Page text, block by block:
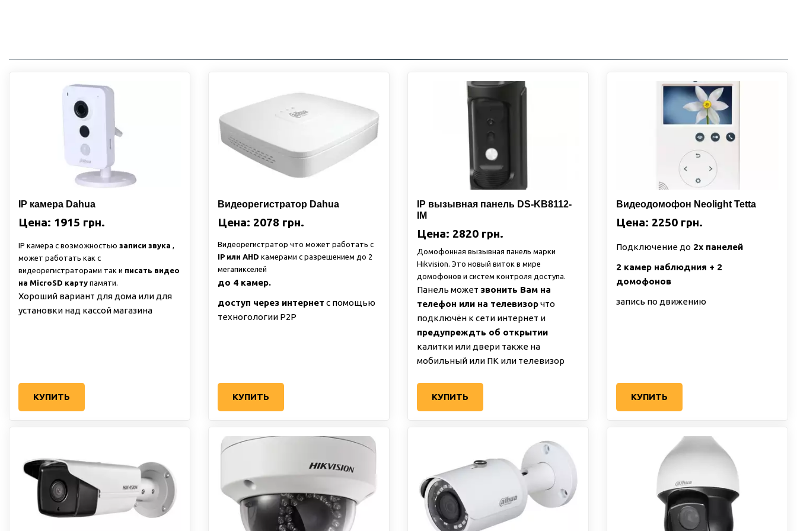
IP камера Dahua
Цена: 1915 грн.
IP камера с возможностью записи звука
может работать как с
видеорегистраторами так и писать видео
на MicroSD карту памяти.
Хороший вариант для дома или для
установки над кассой магазина
КУПИТЬ
Видеорегистратор Dahua
Цена: 2078 грн.
Видеорегистратор что может работать с
IP или AHD камерами с разрешением до 2
мегапикселей
до 4 камер.
доступ через интернет с помощью
техногологии Р2Р
КУПИТЬ
IP вызывная панель DS-KB8112-
IM
Цена: 2820 грн.
Домофонная вызывная панель марки
Hikvision. Это новый виток в мире
домофонов и систем контроля доступа.
Панель может звонить Вам на
телефон или на телевизорчто
подключён к сети интернет и
предупреждть об открытии
калитки или двери также на
мобильный или ПК или телевизор
КУПИТЬ
Видеодомофон Neolight Tetta
Цена: 2250 грн.
Подключение до 2х панелей
2 камер наблюдния + 2
домофонов
запись по движению
КУПИТЬ